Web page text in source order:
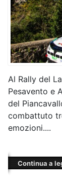
Al Rally del
Pesavento e
del
combattuto
emozioni....
Continua a